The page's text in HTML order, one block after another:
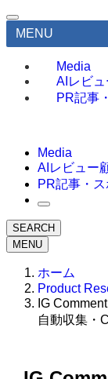
MENU
Media
AIレビュ
PR記事
Media
AIレビュー
PR記事・
SEARCH
MENU
ホーム
Product
IG
自動収集・